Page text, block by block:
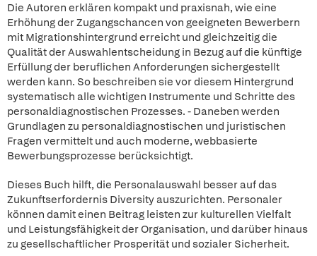
Die Autoren erklären kompakt und praxisnah, wie eine
Erhöhung der Zugangschancen von geeigneten Bewerbern
mit Migrationshintergrund erreicht und gleichzeitig die
Qualität der Auswahlentscheidung in Bezug auf die künftige
Erfüllung der beruflichen Anforderungen sichergestellt
werden kann. So beschreiben sie vor diesem Hintergrund
systematisch alle wichtigen Instrumente und Schritte des
personaldiagnostischen Prozesses. - Daneben werden
Grundlagen zu personaldiagnostischen und juristischen
Fragen vermittelt und auch moderne, webbasierte
Bewerbungsprozesse berücksichtigt.
Dieses Buch hilft, die Personalauswahl besser auf das
Zukunftserfordernis Diversity auszurichten. Personaler
können damit einen Beitrag leisten zur kulturellen Vielfalt
und Leistungsfähigkeit der Organisation, und darüber hinaus
zu gesellschaftlicher Prosperität und sozialer Sicherheit.